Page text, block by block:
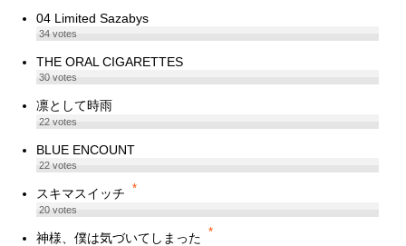
04 Limited Sazabys
34votes
THE ORAL CIGARETTES
30votes
凛として時雨
22votes
BLUE ENCOUNT
22votes
スキマスイッチ *
20votes
神様、僕は気づいてしまった *